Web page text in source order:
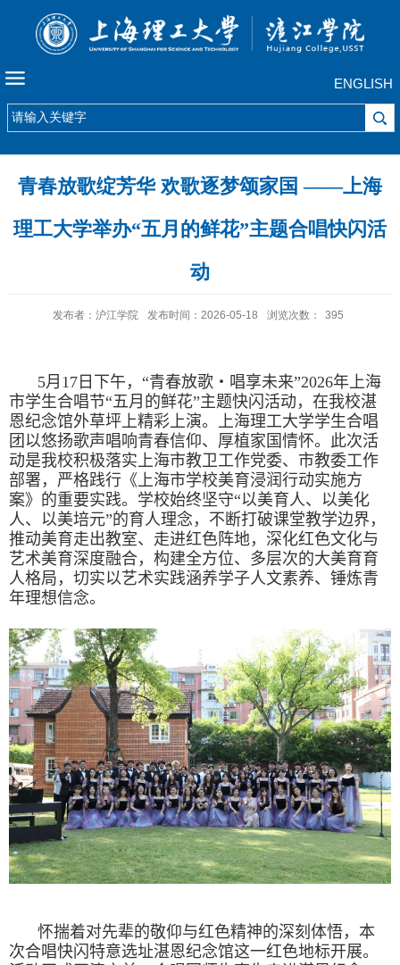
ENGLISH
青春放歌绽芳华 欢歌逐梦颂家国 ——上海
理工大学举办“五月的鲜花”主题合唱快闪活
动
发布者：沪江学院 发布时间：2026-05-18 浏览次数： 395
5月 17 日下午，“青春放歌・唱享未来”2026年上海
市学生合唱节“五月的鲜花”主题快闪活动，在我校湛
恩纪念馆外草坪上精彩上演。上海理工大学学生合唱
团以悠扬歌声唱响青春信仰、厚植家国情怀。此次活
动是我校积极落实上海市教卫工作党委、市教委工作
部署，严格践行《上海市学校美育浸润行动实施方
案》的重要实践。学校始终坚守“以美育人、以美化
人、以美培元”的育人理念，不断打破课堂教学边界，
推动美育走出教室、走进红色阵地，深化红色文化与
艺术美育深度融合，构建全方位、多层次的大美育育
人格局，切实以艺术实践涵养学子人文素养、锤炼青
年理想信念。
怀揣着对先辈的敬仰与红色精神的深刻体悟，本
次合唱快闪特意选址湛恩纪念馆这一红色地标开展。